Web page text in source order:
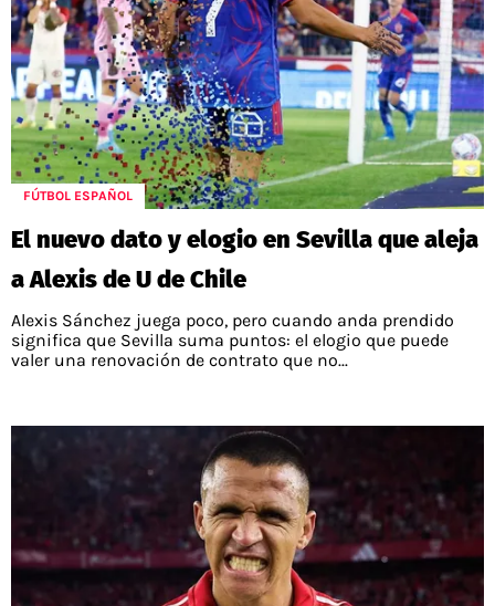
FÚTBOL ESPAÑOL
El nuevo dato y elogio en Sevilla que aleja
a Alexis de U de Chile
Alexis Sánchez juega poco, pero cuando anda prendido
significa que Sevilla suma puntos: el elogio que puede
valer una renovación de contrato que no...